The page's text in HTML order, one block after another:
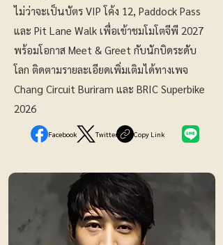
ไม่ว่าจะเป็นบัตร VIP โค้ง 12, Paddock Pass
และ Pit Lane Walk เพื่อเข้าชมโมโตจีพี 2027
พร้อมโอกาส Meet & Greet กับนักบิดระดับ
โลก ติดตามรายละเอียดเพิ่มเติมได้ทางเพจ
Chang Circuit Buriram และ BRIC Superbike
2026
Facebook Twitter Copy Link